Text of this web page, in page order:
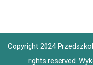
Copyright 2024
rights reserved.